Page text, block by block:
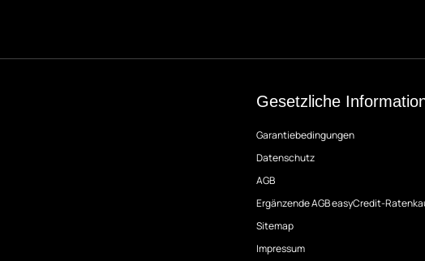
Gesetzliche
Garantiebedingungen
Datenschutz
AGB
Ergänzende AGB easyCredit-
Sitemap
Impressum